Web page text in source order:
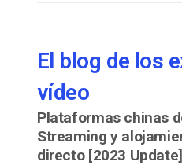
El blog de los
vídeo
Plataformas chinas
Streaming y
directo [2023 Update]